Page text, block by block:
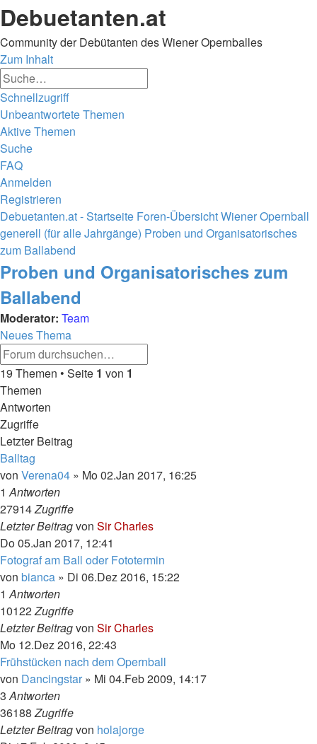
Debuetanten.at
Community der Debütanten des Wiener Opernballes
Zum Inhalt
Schnellzugriff
Unbeantwortete Themen
Aktive Themen
Suche
FAQ
Anmelden
Registrieren
Debuetanten.at - Startseite Foren-ÜbersichtWiener Opernball
generell (für alle Jahrgänge) Proben und Organisatorisches
zum Ballabend
Suche
Proben und Organisatorisches zum
Ballabend
Moderator: Team
Neues Thema
19 Themen • Seite 1 von 1
Themen
Antworten
Zugriffe
Letzter Beitrag
Balltag
von Verena04 » Mo 02.Jan 2017, 16:25
1Antworten
27914Zugriffe
Letzter Beitragvon Sir Charles
Do 05.Jan 2017, 12:41
Fotograf am Ball oder Fototermin
von bianca » Di 06.Dez 2016, 15:22
1Antworten
10122Zugriffe
Letzter Beitragvon Sir Charles
Mo 12.Dez 2016, 22:43
Frühstücken nach dem Opernball
von Dancingstar » Mi 04.Feb 2009, 14:17
3Antworten
36188Zugriffe
Letzter Beitragvon holajorge